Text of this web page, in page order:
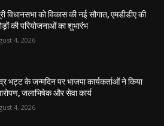
विधानसभा को विकास की नई सौगात, एमडीडीए की
की परियोजनाओं का शुभारंभ
4, 2026
भट्ट के जन्मदिन पर भाजपा कार्यकर्ताओं ने किया
जलाभिषेक और सेवा कार्य
4, 2026